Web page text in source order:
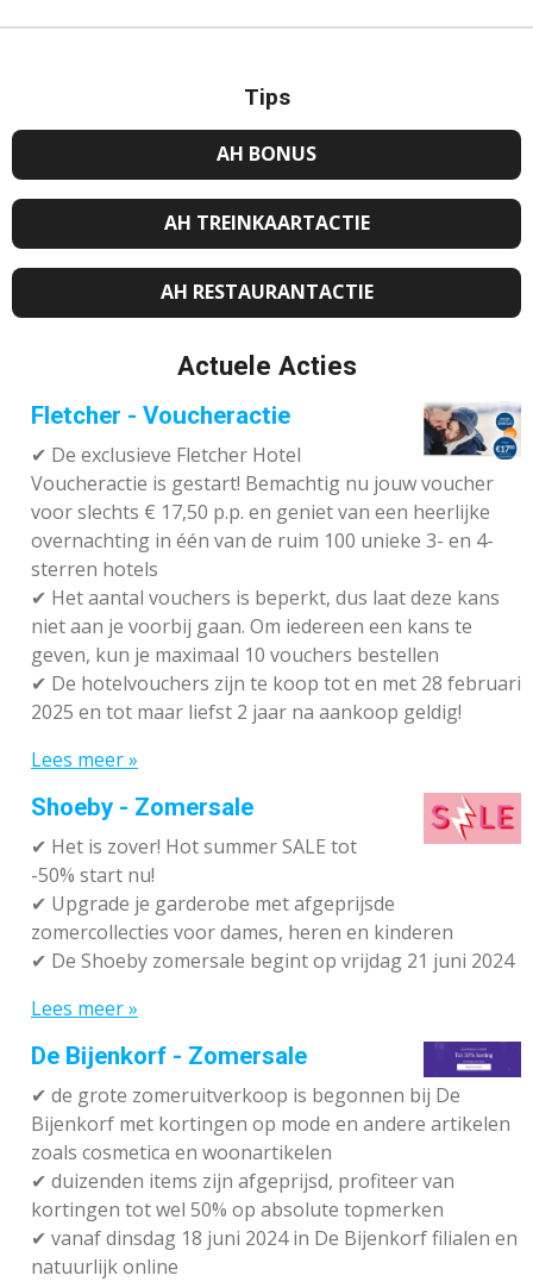
Tips
AH BONUS
AH TREINKAARTACTIE
AH RESTAURANTACTIE
Actuele Acties
Fletcher - Voucheractie
✔ De exclusieve Fletcher Hotel
Voucheractie is gestart! Bemachtig nu jouw voucher
voor slechts € 17,50 p.p. en geniet van een heerlijke
overnachting in één van de ruim 100 unieke 3- en 4-
sterren hotels
✔ Het aantal vouchers is beperkt, dus laat deze kans
niet aan je voorbij gaan. Om iedereen een kans te
geven, kun je maximaal 10 vouchers bestellen
✔ De hotelvouchers zijn te koop tot en met 28 februari
2025 en tot maar liefst 2 jaar na aankoop geldig!
Lees meer »
Shoeby - Zomersale
✔ Het is zover! Hot summer SALE tot
-50% start nu!
✔ Upgrade je garderobe met afgeprijsde
zomercollecties voor dames, heren en kinderen
✔ De Shoeby zomersale begint op vrijdag 21 juni 2024
Lees meer »
De Bijenkorf - Zomersale
✔ de grote zomeruitverkoop is begonnen bij De
Bijenkorf met kortingen op mode en andere artikelen
zoals cosmetica en woonartikelen
✔ duizenden items zijn afgeprijsd, profiteer van
kortingen tot wel 50% op absolute topmerken
✔ vanaf dinsdag 18 juni 2024 in De Bijenkorf filialen en
natuurlijk online